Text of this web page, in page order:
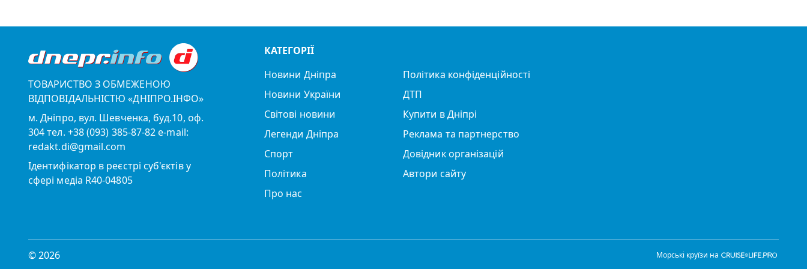
ТОВАРИСТВО З ОБМЕЖЕНОЮ
ВІДПОВІДАЛЬНІСТЮ «ДНІПРО.ІНФО»
м. Дніпро, вул. Шевченка, буд.10, оф.
304 тел. +38 (093) 385-87-82 e-mail:
redakt.di@gmail.com
Ідентифікатор в реєстрі суб'єктів у
сфері медіа R40-04805
КАТЕГОРІЇ
Новини Дніпра
Новини України
Світові новини
Легенди Дніпра
Спорт
Політика
Про нас
Політика конфіденційності
ДТП
Купити в Дніпрі
Реклама та партнерство
Довідник організацій
Автори сайту
© 2026 Морські круїзи на